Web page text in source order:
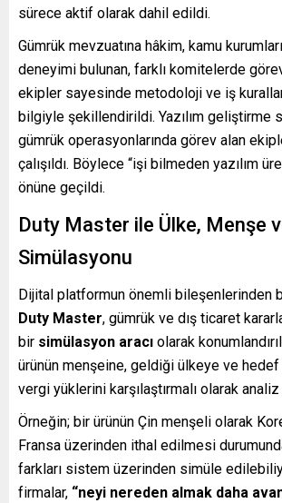
sürece aktif olarak dahil edildi.
Gümrük mevzuatına hâkim, kamu
deneyimi bulunan, farklı komitelerde
ekipler sayesinde metodoloji ve iş
bilgiyle şekillendirildi. Yazılım geliştirme
gümrük operasyonlarında görev alan
çalışıldı. Böylece “işi bilmeden yazılım
önüne geçildi.
Duty Master ile Ülke, Menşe
Simülasyonu
Dijital platformun önemli bileşenlerinden
Duty Master, gümrük ve dış ticaret
bir simülasyon aracı olarak
ürünün menşeine, geldiği ülkeye ve
vergi yüklerini karşılaştırmalı olarak
Örneğin; bir ürünün Çin menşeli olarak
Fransa üzerinden ithal edilmesi
farkları sistem üzerinden simüle
firmalar, “neyi nereden almak daha